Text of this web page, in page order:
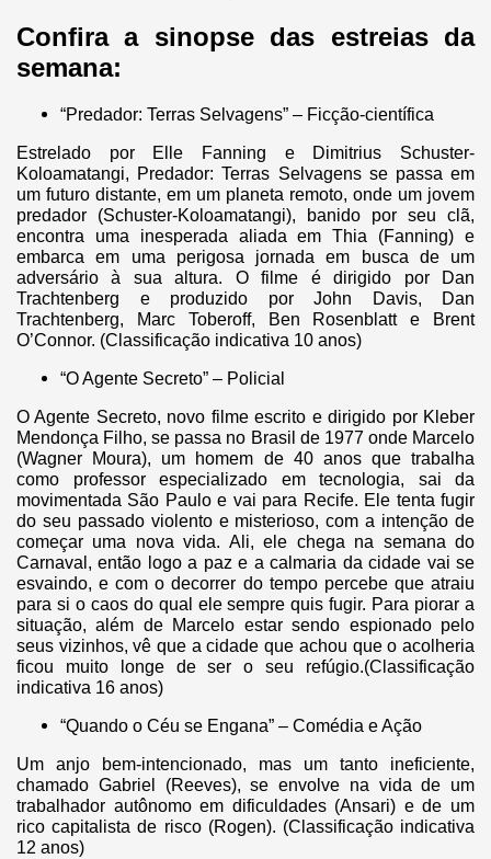
Confira a sinopse das estreias da
semana:
“Predador: Terras Selvagens” – Ficção-científica
Estrelado por Elle Fanning e Dimitrius Schuster-
Koloamatangi, Predador: Terras Selvagens se passa em
um futuro distante, em um planeta remoto, onde um jovem
predador (Schuster-Koloamatangi), banido por seu clã,
encontra uma inesperada aliada em Thia (Fanning) e
embarca em uma perigosa jornada em busca de um
adversário à sua altura. O filme é dirigido por Dan
Trachtenberg e produzido por John Davis, Dan
Trachtenberg, Marc Toberoff, Ben Rosenblatt e Brent
O’Connor. (Classificação indicativa 10 anos)
“O Agente Secreto” – Policial
O Agente Secreto, novo filme escrito e dirigido por Kleber
Mendonça Filho, se passa no Brasil de 1977 onde Marcelo
(Wagner Moura), um homem de 40 anos que trabalha
como professor especializado em tecnologia, sai da
movimentada São Paulo e vai para Recife. Ele tenta fugir
do seu passado violento e misterioso, com a intenção de
começar uma nova vida. Ali, ele chega na semana do
Carnaval, então logo a paz e a calmaria da cidade vai se
esvaindo, e com o decorrer do tempo percebe que atraiu
para si o caos do qual ele sempre quis fugir. Para piorar a
situação, além de Marcelo estar sendo espionado pelo
seus vizinhos, vê que a cidade que achou que o acolheria
ficou muito longe de ser o seu refúgio.(Classificação
indicativa 16 anos)
“Quando o Céu se Engana” – Comédia e Ação
Um anjo bem-intencionado, mas um tanto ineficiente,
chamado Gabriel (Reeves), se envolve na vida de um
trabalhador autônomo em dificuldades (Ansari) e de um
rico capitalista de risco (Rogen). (Classificação indicativa
12 anos)